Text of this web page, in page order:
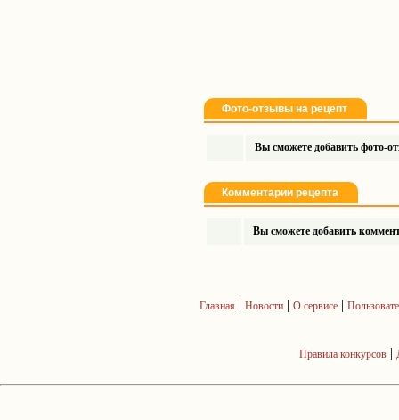
Фото-отзывы на рецепт
Вы сможете добавить фото-
Комментарии рецепта
Вы сможете добавить
Главная | Новости| О сервисе|
Правила конкурсов |